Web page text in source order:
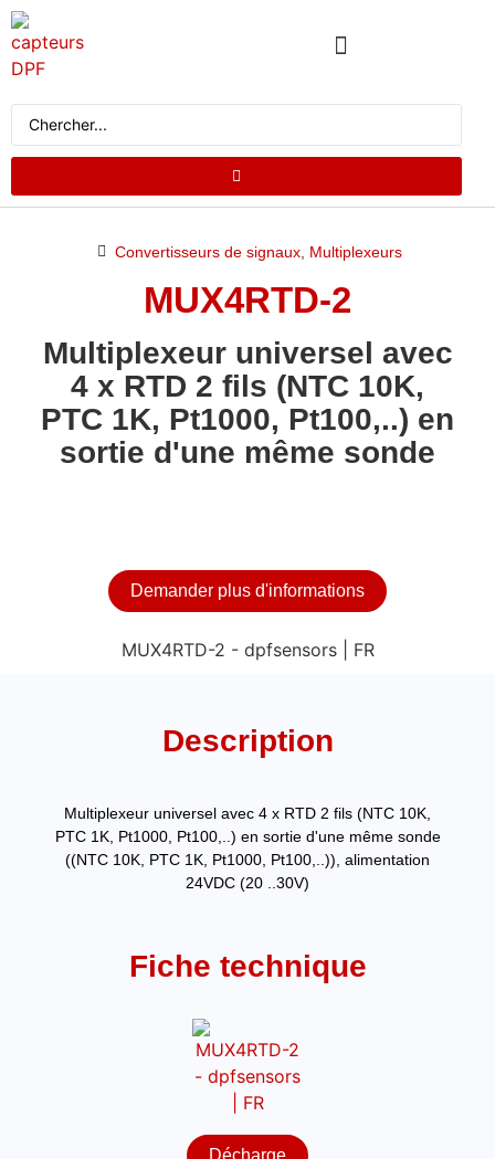
Convertisseurs de signaux, Multiplexeurs
MUX4RTD-2
Multiplexeur universel avec
4 x RTD 2 fils (NTC 10K,
PTC 1K, Pt1000, Pt100,..) en
sortie d'une même sonde
Demander plus d'informations
Description
Multiplexeur universel avec 4 x RTD 2 fils (NTC 10K,
PTC 1K, Pt1000, Pt100,..) en sortie d'une même sonde
((NTC 10K, PTC 1K, Pt1000, Pt100,..)), alimentation
24VDC (20 ..30V)
Fiche technique
Décharge